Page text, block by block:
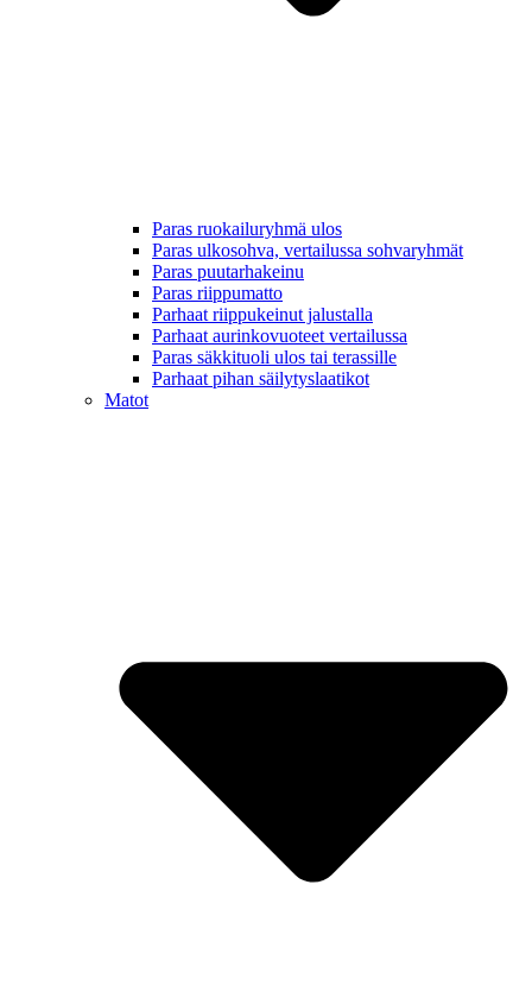
Paras ruokailuryhmä ulos
Paras ulkosohva, vertailussa sohvaryhmät
Paras puutarhakeinu
Paras riippumatto
Parhaat riippukeinut jalustalla
Parhaat aurinkovuoteet vertailussa
Paras säkkituoli ulos tai terassille
Parhaat pihan säilytyslaatikot
Matot